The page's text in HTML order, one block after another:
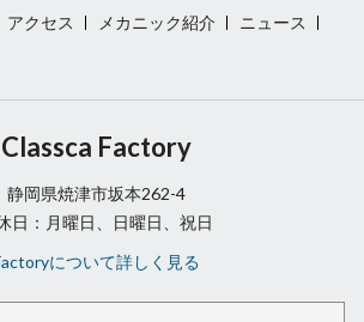
アクセス メカニック紹介
ニュース
Classca Factory
静岡県焼津市坂本262-4
日：月曜日、日曜日、祝日
について詳しく見る